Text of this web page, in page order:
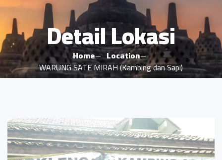
Detail Lokasi
Home
Location
WARUNG SATE MIRAH (Kambing dan Sapi)